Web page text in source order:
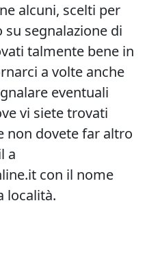
alcuni, scelti per
segnalazione di
talmente bene in
a volte anche
eventuali
vi siete trovati
non dovete far altro
a
con il nome
località.